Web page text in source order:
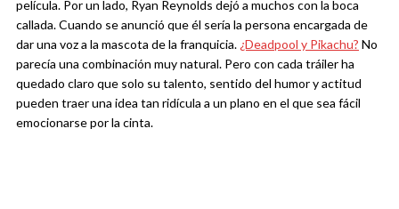
película. Por un lado, Ryan Reynolds dejó a muchos con la boca
callada. Cuando se anunció que él sería la persona encargada de
dar una voz a la mascota de la franquicia. ¿Deadpool y Pikachu? No
parecía una combinación muy natural. Pero con cada tráiler ha
quedado claro que solo su talento, sentido del humor y actitud
pueden traer una idea tan ridícula a un plano en el que sea fácil
emocionarse por la cinta.